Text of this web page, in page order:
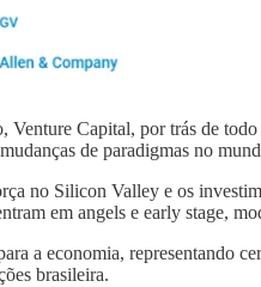
Venture Capital, por trás de
de paradigmas no
no Silicon Valley e os
em angels e early stage,
a economia, representando
brasileira.